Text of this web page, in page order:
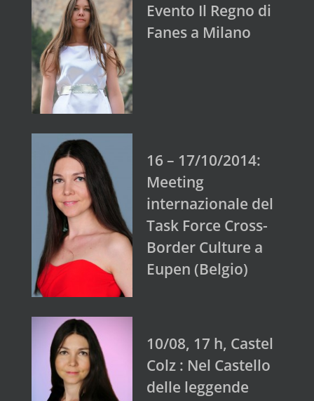
Evento Il Regno di
Fanes a Milano
16 – 17/10/2014:
Meeting
internazionale del
Task Force Cross-
Border Culture a
Eupen (Belgio)
10/08, 17 h, Castel
Colz : Nel Castello
delle leggende